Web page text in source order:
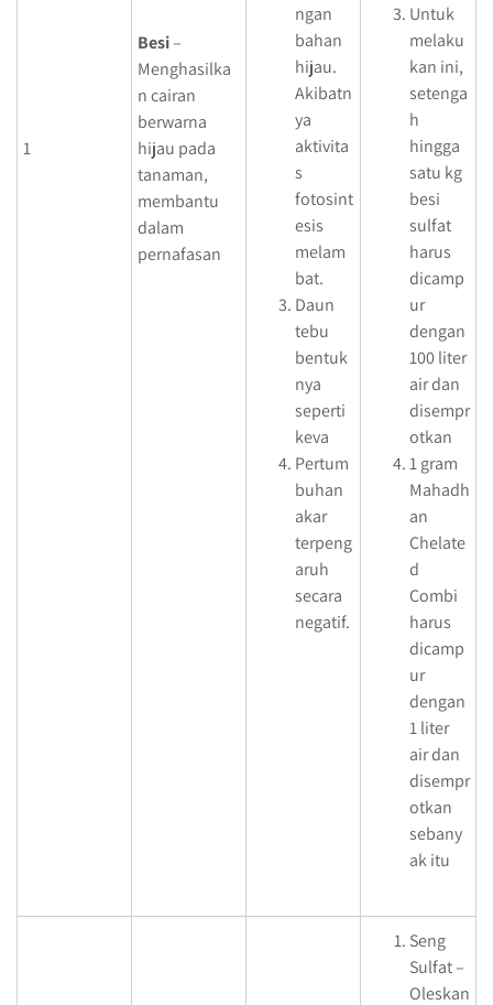
1
Besi–
Menghasilka
n cairan
berwarna
hijau pada
tanaman,
membantu
dalam
pernafasan
ngan
bahan
hijau.
Akibatn
ya
aktivita
s
fotosint
esis
melam
bat.
Daun
tebu
bentuk
nya
seperti
keva
Pertum
buhan
akar
terpeng
aruh
secara
negatif.
Untuk
melaku
kan ini,
setenga
h
hingga
satu kg
besi
sulfat
harus
dicamp
ur
dengan
100 liter
air dan
disempr
otkan
1 gram
Mahadh
an
Chelate
d
Combi
harus
dicamp
ur
dengan
1 liter
air dan
disempr
otkan
sebany
ak itu
Seng
Sulfat –
Oleskan